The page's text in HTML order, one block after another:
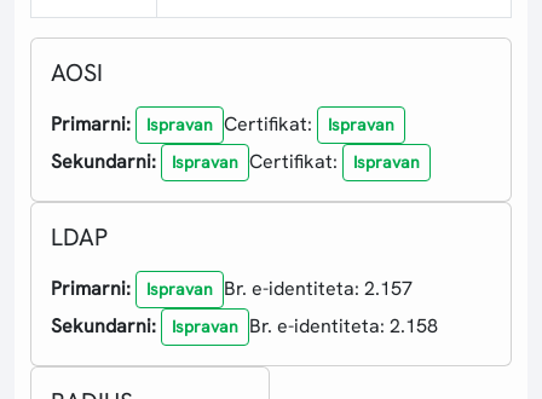
AOSI
Primarni: Ispravan Certifikat: Ispravan
Sekundarni: Ispravan Certifikat: Ispravan
LDAP
Primarni: Ispravan Br. e-identiteta: 2.157
Sekundarni:
Ispravan Br. e-identiteta: 2.158